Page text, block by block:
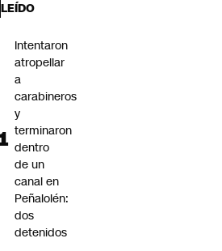
LEÍDO
Intentaron
atropellar
a
carabineros
y
terminaron
dentro
de un
canal en
Peñalolén:
dos
detenidos